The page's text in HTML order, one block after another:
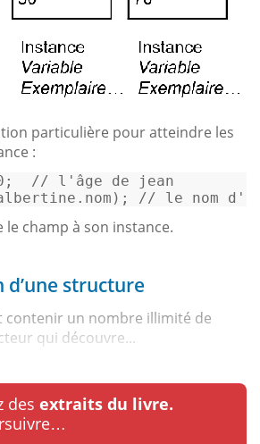
particulière pour atteindre les
:
; // l'âge de jean
// le nom
champ à son instance.
structure
contenir un nombre illimité de
qui découvre...
des extraits du livre.